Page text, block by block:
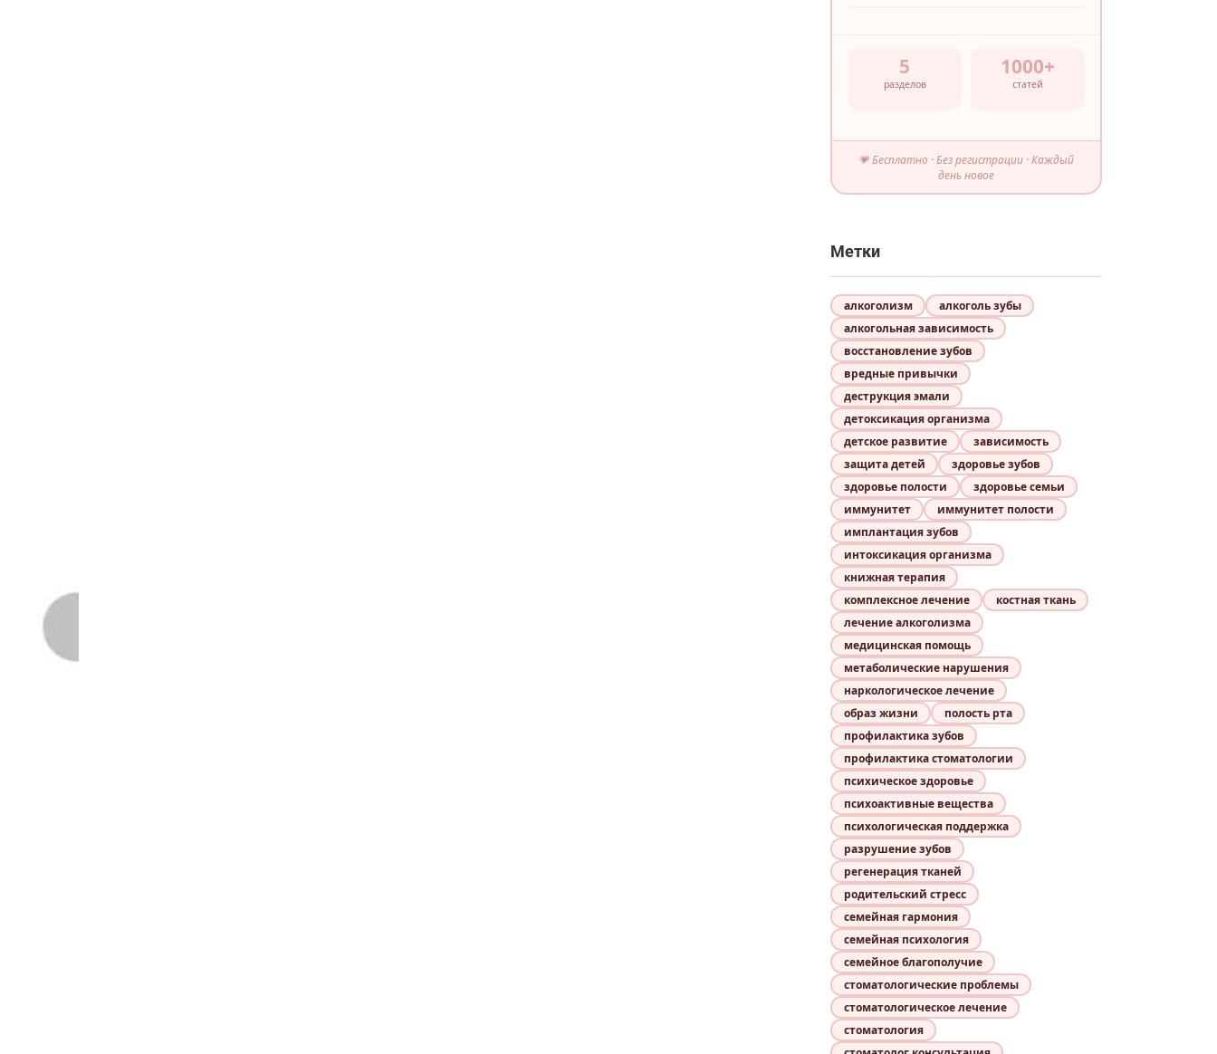
5
разделов
1000+
статей
💗 Бесплатно · Без регистрации · Каждый
день новое
Метки
алкоголизм
алкоголь зубы
алкогольная зависимость
восстановление зубов
вредные привычки
деструкция эмали
детоксикация организма
детское развитие
зависимость
защита детей
здоровье зубов
здоровье полости
здоровье семьи
иммунитет
иммунитет полости
имплантация зубов
интоксикация организма
книжная терапия
комплексное лечение
костная ткань
лечение алкоголизма
медицинская помощь
метаболические нарушения
наркологическое лечение
образ жизни
полость рта
профилактика зубов
профилактика стоматологии
психическое здоровье
психоактивные вещества
психологическая поддержка
разрушение зубов
регенерация тканей
родительский стресс
семейная гармония
семейная психология
семейное благополучие
стоматологические проблемы
стоматологическое лечение
стоматология